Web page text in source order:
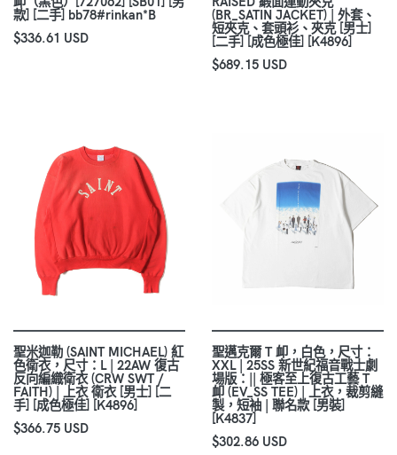
款] [二手] bb78#rinkan*B
$336.61 USD
(BR_SATIN JACKET) | 外套、
短夾克、套頭衫、夾克 [男士]
[二手] [成色極佳] [K4896]
$689.15 USD
聖米迦勒 (SAINT MICHAEL) 紅
色衛衣，尺寸：L | 22AW 復古
反向編織衛衣 (CRW SWT /
FAITH) | 上衣 衛衣 [男士] [二
手] [成色極佳] [K4896]
$366.75 USD
聖邁克爾 T 卹，白色，尺寸：
XXL | 25SS 新世紀福音戰士劇
場版：|| 極客至上復古工藝 T
卹 (EV_SS TEE) | 上衣，裁剪縫
製，短袖 | 聯名款 [男裝]
[K4837]
$302.86 USD